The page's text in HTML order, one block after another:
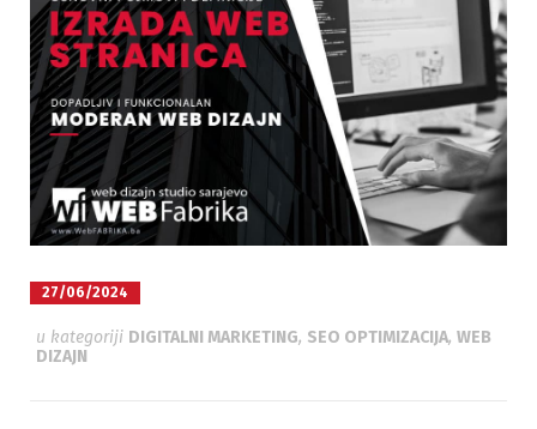
27/06/2024
u kategoriji DIGITALNI MARKETING, SEO OPTIMIZACIJA, WEB
DIZAJN